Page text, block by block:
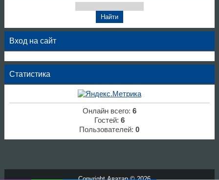
Вход на сайт
Статистика
Онлайн всего: 6
Гостей: 6
Пользователей:0